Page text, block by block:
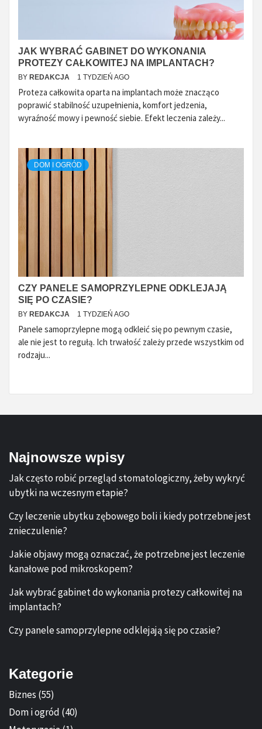
JAK WYBRAĆ GABINET DO WYKONANIA
PROTEZY CAŁKOWITEJ NA IMPLANTACH?
BY REDAKCJA 1 TYDZIEŃ AGO
Proteza całkowita oparta na implantach może znacząco
poprawić stabilność uzupełnienia, komfort jedzenia,
wyraźność mowy i pewność siebie. Efekt leczenia zależy...
DOM I OGRÓD
CZY PANELE SAMOPRZYLEPNE ODKLEJAJĄ
SIĘ PO CZASIE?
BY REDAKCJA 1 TYDZIEŃ AGO
Panele samoprzylepne mogą odkleić się po pewnym czasie,
ale nie jest to regułą. Ich trwałość zależy przede wszystkim od
rodzaju...
Najnowsze wpisy
Jak często robić przegląd stomatologiczny, żeby wykryć
ubytki na wczesnym etapie?
Czy leczenie ubytku zębowego boli i kiedy potrzebne jest
znieczulenie?
Jakie objawy mogą oznaczać, że potrzebne jest leczenie
kanałowe pod mikroskopem?
Jak wybrać gabinet do wykonania protezy całkowitej na
implantach?
Czy panele samoprzylepne odklejają się po czasie?
Kategorie
Biznes (55)
Dom i ogród (40)